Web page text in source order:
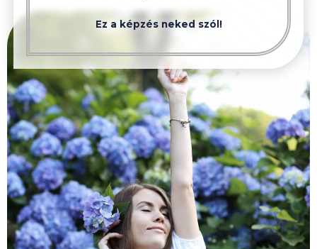
Ez a képzés neked szól!